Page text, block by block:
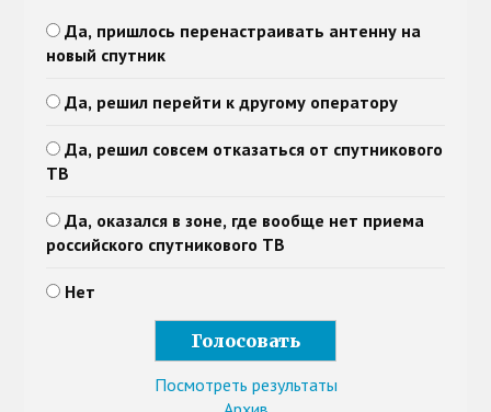
Да, пришлось перенастраивать антенну на
новый спутник
Да, решил перейти к другому оператору
Да, решил совсем отказаться от спутникового
ТВ
Да, оказался в зоне, где вообще нет приема
российского спутникового ТВ
Нет
Посмотреть результаты